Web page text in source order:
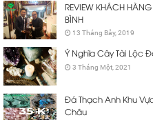
REVIEW KHÁCH
BÌNH
13 Tháng Bảy, 2019
Ý Nghĩa Cây Tài Lộc
3 Tháng Một, 2021
Đá Thạch Anh Khu
Châu